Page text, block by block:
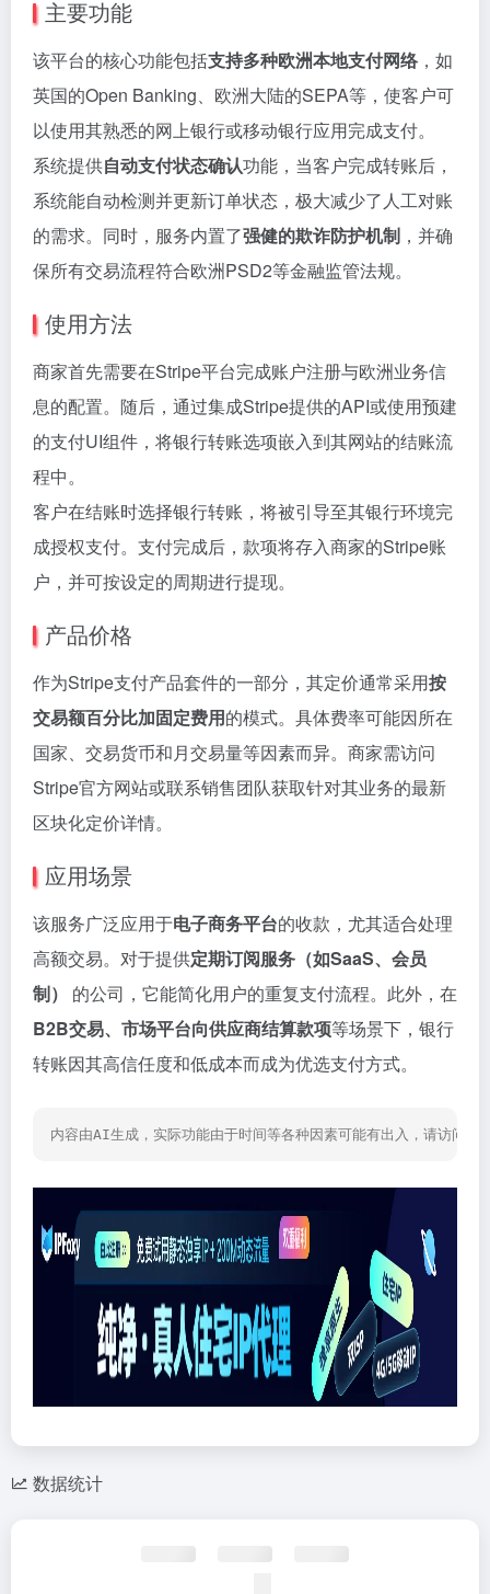
主要功能
该平台的核心功能包括支持多种欧洲本地支付网络，如
英国的Open Banking、欧洲大陆的SEPA等，使客户可
以使用其熟悉的网上银行或移动银行应用完成支付。
系统提供自动支付状态确认功能，当客户完成转账后，
系统能自动检测并更新订单状态，极大减少了人工对账
的需求。同时，服务内置了强健的欺诈防护机制 ，并确
保所有交易流程符合欧洲PSD2等金融监管法规。
使用方法
商家首先需要在Stripe平台完成账户注册与欧洲业务信
息的配置。随后，通过集成Stripe提供的API或使用预建
的支付UI组件，将银行转账选项嵌入到其网站的结账流
程中。
客户在结账时选择银行转账，将被引导至其银行环境完
成授权支付。支付完成后，款项将存入商家的Stripe账
户，并可按设定的周期进行提现。
产品价格
作为Stripe支付产品套件的一部分，其定价通常采用按
交易额百分比加固定费用的模式。具体费率可能因所在
国家、交易货币和月交易量等因素而异。商家需访问
Stripe官方网站或联系销售团队获取针对其业务的最新
区块化定价详情。
应用场景
该服务广泛应用于电子商务平台的收款，尤其适合处理
高额交易。对于提供定期订阅服务（如SaaS、会员
制）
的公司，它能简化用户的重复支付流程。此外，在
B2B交易、市场平台向供应商结算款项等场景下，银行
转账因其高信任度和低成本而成为优选支付方式。
内容由AI生成，实际功能由于时间等各种因素可能有出入，请访问网
数据统计